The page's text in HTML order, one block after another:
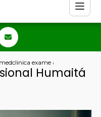
ocupacional
clinica exame admissional
Humaitá